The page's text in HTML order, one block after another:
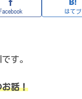
Facebook はてブ
す。
お話！